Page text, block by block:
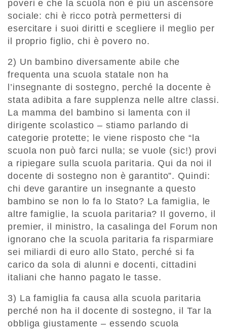
poveri e che la scuola non è più un ascensore
sociale: chi è ricco potrà permettersi di
esercitare i suoi diritti e scegliere il meglio per
il proprio figlio, chi è povero no.
2) Un bambino diversamente abile che
frequenta una scuola statale non ha
l’insegnante di sostegno, perché la docente è
stata adibita a fare supplenza nelle altre classi.
La mamma del bambino si lamenta con il
dirigente scolastico – stiamo parlando di
categorie protette; le viene risposto che “la
scuola non può farci nulla; se vuole (sic!) provi
a ripiegare sulla scuola paritaria. Qui da noi il
docente di sostegno non è garantito”. Quindi:
chi deve garantire un insegnante a questo
bambino se non lo fa lo Stato? La famiglia, le
altre famiglie, la scuola paritaria? Il governo, il
premier, il ministro, la casalinga del Forum non
ignorano che la scuola paritaria fa risparmiare
sei miliardi di euro allo Stato, perché si fa
carico da sola di alunni e docenti, cittadini
italiani che hanno pagato le tasse.
3) La famiglia fa causa alla scuola paritaria
perché non ha il docente di sostegno, il Tar la
obbliga giustamente – essendo scuola